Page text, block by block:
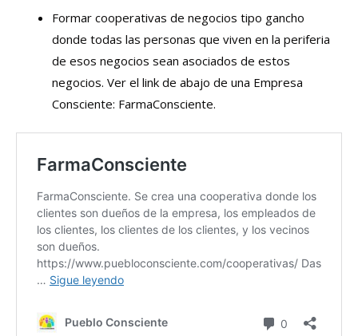
Formar cooperativas de negocios tipo gancho
donde todas las personas que viven en la periferia
de esos negocios sean asociados de estos
negocios. Ver el link de abajo de una Empresa
Consciente: FarmaConsciente.